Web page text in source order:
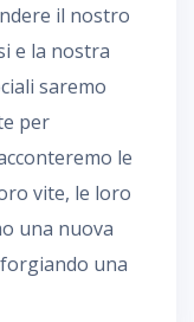
il nostro
e la nostra
saremo
per
le
vite, le loro
una nuova
una